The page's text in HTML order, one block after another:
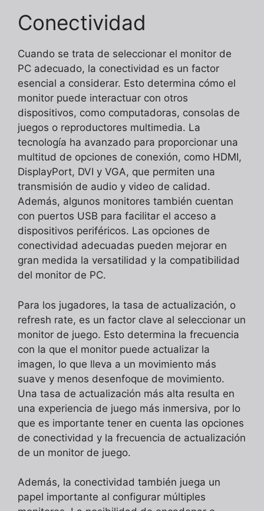
Conectividad
Cuando se trata de seleccionar el monitor de
PC adecuado, la conectividad es un factor
esencial a considerar. Esto determina cómo el
monitor puede interactuar con otros
dispositivos, como computadoras, consolas de
juegos o reproductores multimedia. La
tecnología ha avanzado para proporcionar una
multitud de opciones de conexión, como HDMI,
DisplayPort, DVI y VGA, que permiten una
transmisión de audio y video de calidad.
Además, algunos monitores también cuentan
con puertos USB para facilitar el acceso a
dispositivos periféricos. Las opciones de
conectividad adecuadas pueden mejorar en
gran medida la versatilidad y la compatibilidad
del monitor de PC.
Para los jugadores, la tasa de actualización, o
refresh rate, es un factor clave al seleccionar un
monitor de juego. Esto determina la frecuencia
con la que el monitor puede actualizar la
imagen, lo que lleva a un movimiento más
suave y menos desenfoque de movimiento.
Una tasa de actualización más alta resulta en
una experiencia de juego más inmersiva, por lo
que es importante tener en cuenta las opciones
de conectividad y la frecuencia de actualización
de un monitor de juego.
Además, la conectividad también juega un
papel importante al configurar múltiples